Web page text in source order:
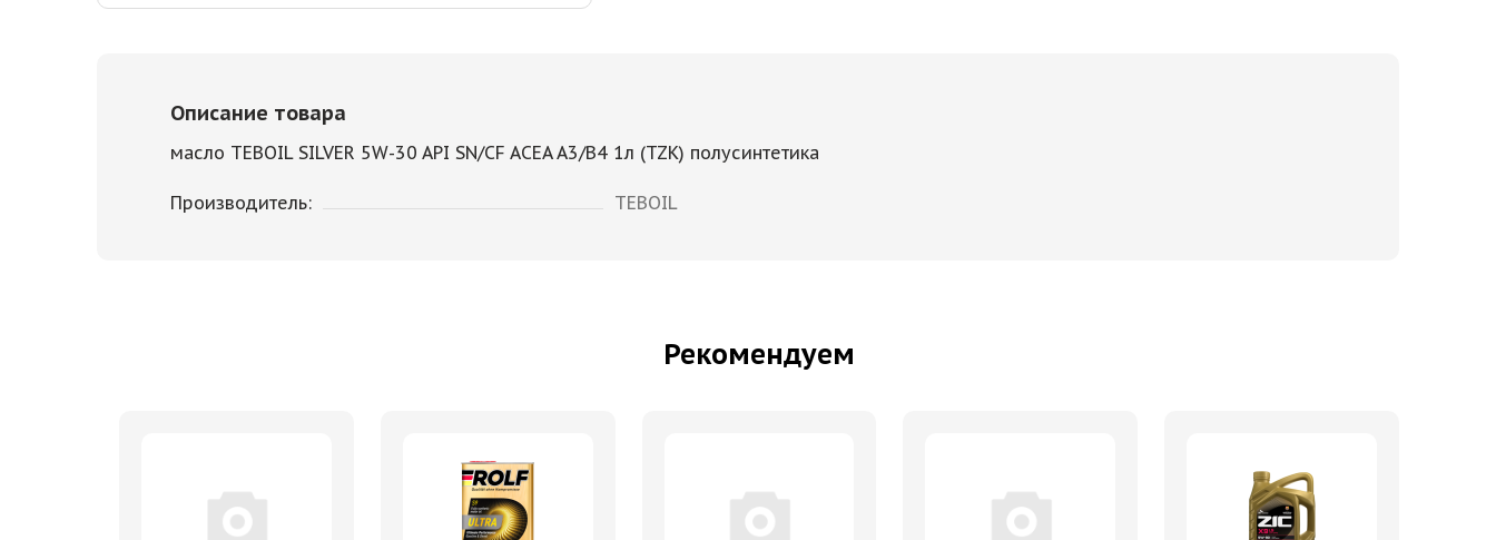
Описание товара
масло TEBOIL SILVER 5W-30 API SN/CF ACEA A3/B4 1л (TZK) полусинтетика
Производитель: TEBOIL
Рекомендуем